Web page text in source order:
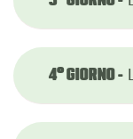
4° GIORNO -